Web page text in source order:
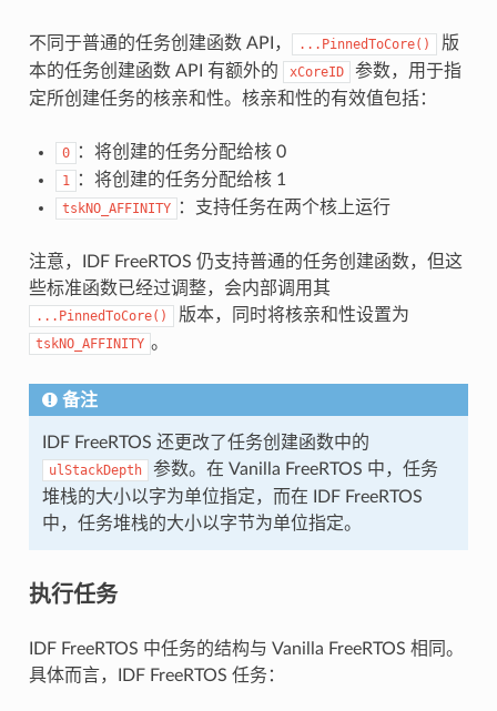
不同于普通的任务创建函数 API， ...PinnedToCore()
版
本的任务创建函数 API 有额外的
xCoreID
参数，用于指
定所创建任务的核亲和性。核亲和性的有效值包括：
0 ：将创建的任务分配给核 0
1 ：将创建的任务分配给核 1
tskNO_AFFINITY ：支持任务在两个核上运行
注意，IDF FreeRTOS 仍支持普通的任务创建函数，但这
些标准函数已经过调整，会内部调用其
...PinnedToCore() 版本，同时将核亲和性设置为
tskNO_AFFINITY 。
备注
IDF FreeRTOS 还更改了任务创建函数中的
ulStackDepth
参数。在 Vanilla FreeRTOS 中，任务
堆栈的大小以字为单位指定，而在 IDF FreeRTOS
中，任务堆栈的大小以字节为单位指定。
执行任务
IDF FreeRTOS 中任务的结构与 Vanilla FreeRTOS 相同。
具体而言，IDF FreeRTOS 任务：